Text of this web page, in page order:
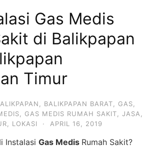
Gas Medis
di Balikpapan
Timur
BALIKPAPAN BARAT GAS
GAS MEDIS RUMAH SAKIT JASA
LOKASI · APRIL 16, 2019
Instalasi Gas Medis Rumah Sakit?